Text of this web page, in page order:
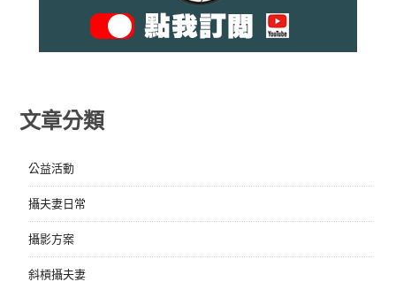
文章分類
公益活動
攝夫妻日常
攝影方案
斜槓攝夫妻